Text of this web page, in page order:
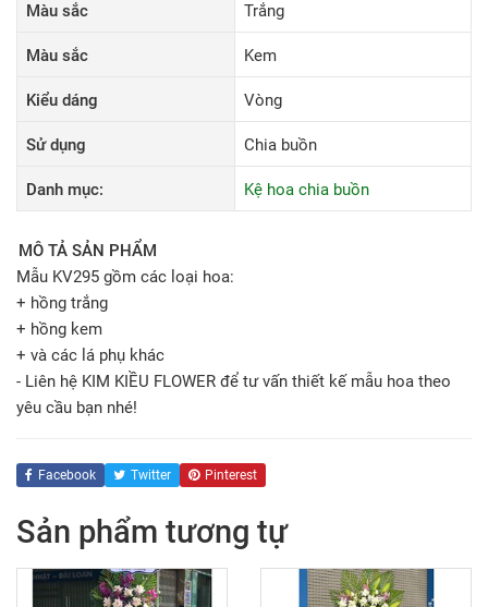
Màu sắc
Trắng
Màu sắc Kem
Kiểu dáng Vòng
Sử dụng Chia buồn
Danh mục: Kệ hoa chia buồn
MÔ TẢ SẢN PHẨM
Mẫu KV295 gồm các loại hoa:
+ hồng trắng
+ hồng kem
+ và các lá phụ khác
- Liên hệ KIM KIỀU FLOWER để tư vấn thiết kế mẫu hoa theo
yêu cầu bạn nhé!
Facebook Twitter Pinterest
Sản phẩm tương tự